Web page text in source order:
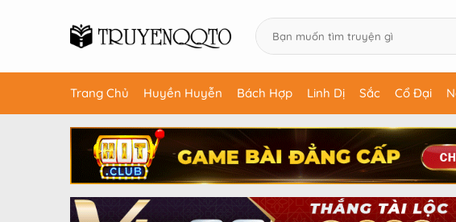
Trang Chủ Huyền Huyễn Bách Hợp Linh Dị Sắc Cổ Đại